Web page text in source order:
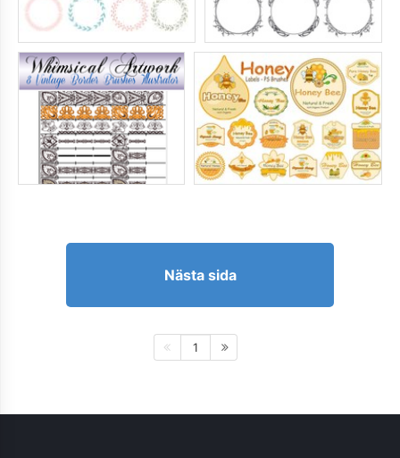
Nästa sida
1